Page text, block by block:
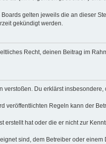
gelten jeweils die an dieser
gekündigt werden.
Recht, deinen Beitrag im
Du erklärst
veröffentlichten Regeln kann der
hat oder die er nicht zur
sind, dem Betreiber oder einem